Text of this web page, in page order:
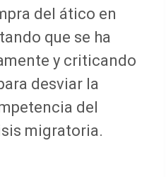
del ático en
que se ha
y criticando
desviar la
del
migratoria.